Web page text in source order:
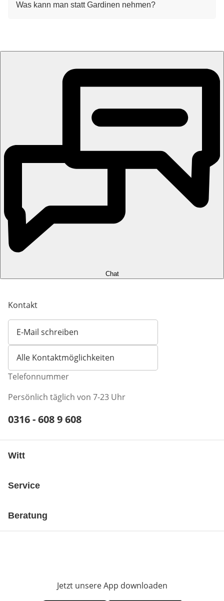
Was kann man statt Gardinen nehmen?
Chat
Kontakt
E-Mail schreiben
Öffnet E-Mail-Client
Alle Kontaktmöglichkeiten
Telefonnummer
Persönlich täglich von 7-23 Uhr
Telefonnummer:
0316 - 608 9 608
Witt
Service
Beratung
Jetzt unsere App downloaden